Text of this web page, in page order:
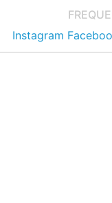
Instagram